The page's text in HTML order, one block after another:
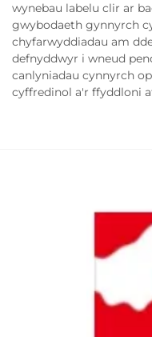
wynebau labelu clir ar
gwybodaeth gynnyrch
chyfarwyddiadau am
defnyddwyr i wneud
canlyniadau cynnyrch
cyffredinol a'r ffyddloni